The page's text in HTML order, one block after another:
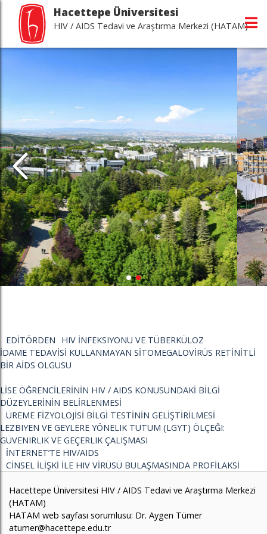
Hacettepe Üniversitesi
HIV / AIDS Tedavi ve Araştırma Merkezi (HATAM)
EDİTÖRDEN
HIV İNFEKSIYONU VE TÜBERKÜLOZ
İDAME TEDAVİSİ KULLANMAYAN SİTOMEGALOVİRÜS RETİNİTLİ
BİR AİDS OLGUSU
LİSE ÖĞRENCİLERİNİN HIV / AIDS KONUSUNDAKİ BİLGİ
DÜZEYLERİNİN BELİRLENMESİ
ÜREME FİZYOLOJİSİ BİLGİ TESTİNİN GELİŞTİRİLMESİ
LEZBIYEN VE GEYLERE YÖNELIK TUTUM (LGYT) ÖLÇEĞI:
GÜVENIRLIK VE GEÇERLIK ÇALIŞMASI
İNTERNET’TE HIV/AIDS
CİNSEL İLİŞKİ İLE HIV VİRÜSÜ BULAŞMASINDA PROFİLAKSİ
Hacettepe Üniversitesi HIV / AIDS Tedavi ve Araştırma Merkezi
(HATAM)
HATAM web sayfası sorumlusu: Dr. Aygen Tümer
atumer@hacettepe.edu.tr